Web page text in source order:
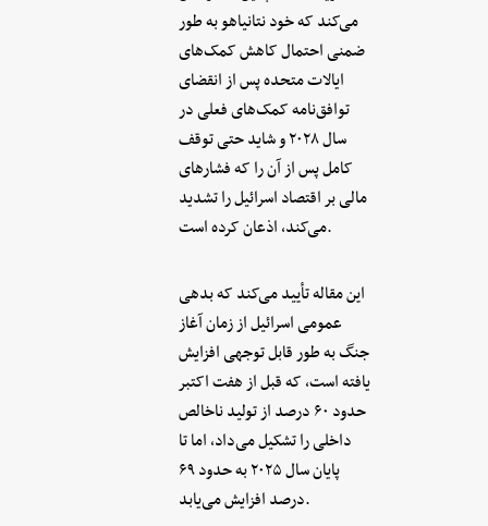
می‌کند که خود نتانیاهو به طور
ضمنی احتمال کاهش کمک‌های
ایالات متحده پس از انقضای
توافق‌نامه کمک‌های فعلی در
سال ۲۰۲۸ و شاید حتی توقف
کامل پس از آن را که فشارهای
مالی بر اقتصاد اسرائیل را تشدید
می‌کند، اذعان کرده است.
این مقاله تأیید می‌کند که بدهی
عمومی اسرائیل از زمان آغاز
جنگ به طور قابل توجهی افزایش
یافته است، که قبل از هفت اکتبر
حدود ۶۰ درصد از تولید ناخالص
داخلی را تشکیل می‌داد، اما تا
پایان سال ۲۰۲۵ به حدود ۶۹
درصد افزایش می‌یابد.